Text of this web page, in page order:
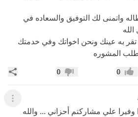
واتمنى لك التوفيق والسعاده في
تقر به عينك ونحن اخواتك وفي خدمتك
المشوره
إعجاب0 عدم إعجاب
0
عرض
وفيرا علي مشاركتم أحزاني ... والله